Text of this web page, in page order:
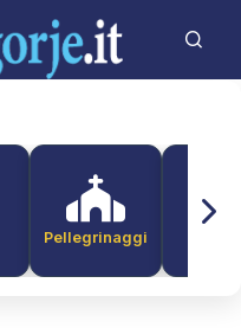
Pellegrinaggi